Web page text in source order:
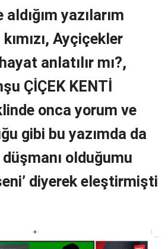
yazılarım
Ayçiçekler
anlatılır mı?,
ÇİÇEK KENTİ
onca yorum ve
gibi bu yazımda da
olduğumu
diyerek eleştirmişti